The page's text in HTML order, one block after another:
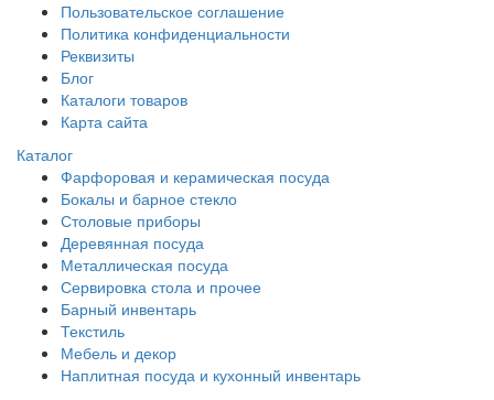
Пользовательское соглашение
Политика конфиденциальности
Реквизиты
Блог
Каталоги товаров
Карта сайта
Каталог
Фарфоровая и керамическая посуда
Бокалы и барное стекло
Столовые приборы
Деревянная посуда
Металлическая посуда
Сервировка стола и прочее
Барный инвентарь
Текстиль
Мебель и декор
Наплитная посуда и кухонный инвентарь